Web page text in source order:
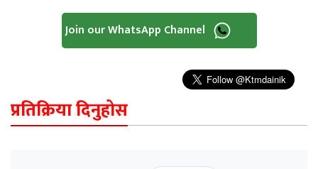
Join our WhatsApp Channel
प्रतिक्रिया दिनुहोस